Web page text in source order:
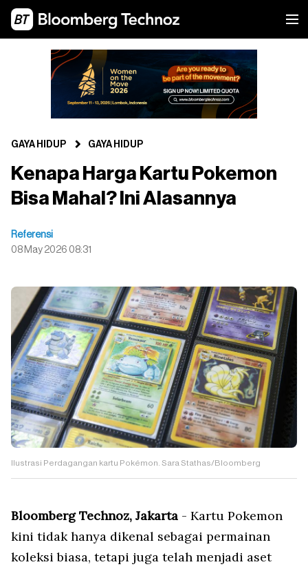
GAYA HIDUP GAYA HIDUP
Kenapa Harga Kartu Pokemon
Bisa Mahal? Ini Alasannya
Referensi
08 May 2026 08:31
Ilustrasi Perdagangan kartu Pokémon. Sara Stathas/Bloomberg
Bloomberg Technoz, Jakarta - Kartu Pokemon
kini tidak hanya dikenal sebagai permainan
koleksi biasa, tetapi juga telah menjadi aset